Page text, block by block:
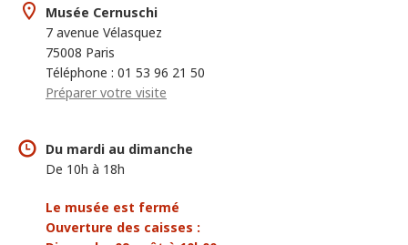
Musée Cernuschi
7 avenue Vélasquez
75008 Paris
Téléphone : 01 53 96 21 50
Préparer votre visite
Du mardi au dimanche
De 10h à 18h
Le musée est fermé
Ouverture des caisses :